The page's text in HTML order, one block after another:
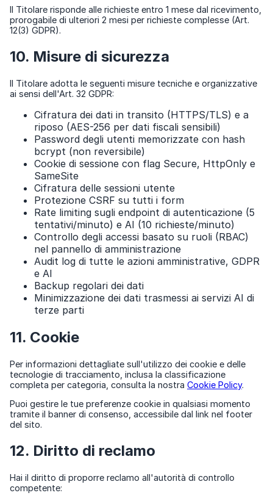
Il Titolare risponde alle richieste entro 1 mese dal ricevimento,
prorogabile di ulteriori 2 mesi per richieste complesse (Art.
12(3) GDPR).
10. Misure di sicurezza
Il Titolare adotta le seguenti misure tecniche e organizzative
ai sensi dell'Art. 32 GDPR:
Cifratura dei dati in transito (HTTPS/TLS) e a
riposo (AES-256 per dati fiscali sensibili)
Password degli utenti memorizzate con hash
bcrypt (non reversibile)
Cookie di sessione con flag Secure, HttpOnly e
SameSite
Cifratura delle sessioni utente
Protezione CSRF su tutti i form
Rate limiting sugli endpoint di autenticazione (5
tentativi/minuto) e AI (10 richieste/minuto)
Controllo degli accessi basato su ruoli (RBAC)
nel pannello di amministrazione
Audit log di tutte le azioni amministrative, GDPR
e AI
Backup regolari dei dati
Minimizzazione dei dati trasmessi ai servizi AI di
terze parti
11. Cookie
Per informazioni dettagliate sull'utilizzo dei cookie e delle
tecnologie di tracciamento, inclusa la classificazione
completa per categoria, consulta la nostra Cookie Policy.
Puoi gestire le tue preferenze cookie in qualsiasi momento
tramite il banner di consenso, accessibile dal link nel footer
del sito.
12. Diritto di reclamo
Hai il diritto di proporre reclamo all'autorità di controllo
competente: